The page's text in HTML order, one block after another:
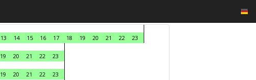
13 14 15 16 17 18 19 20 21 22
23
19 20 21 22
23
19 20 21 22
23